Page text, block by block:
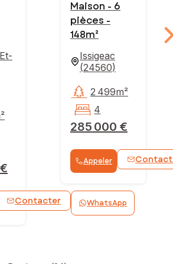
Contacter WhatsApp
Maison - 6
pièces -
148m²
Issigeac
(24560)
285 000 €
2 499m²
4
Appeler